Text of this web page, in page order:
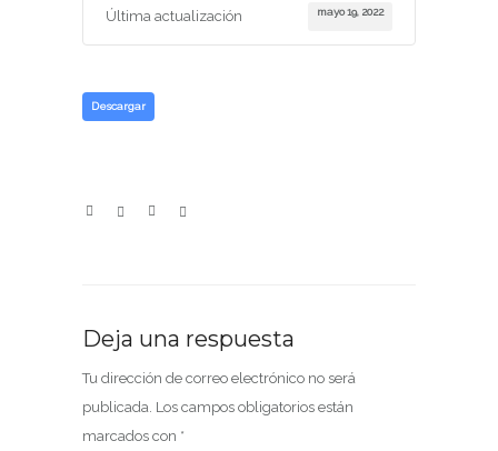
Última actualización mayo 19, 2022
Descargar
Deja una respuesta
Tu dirección de correo electrónico no será
publicada. Los campos obligatorios están
marcados con *